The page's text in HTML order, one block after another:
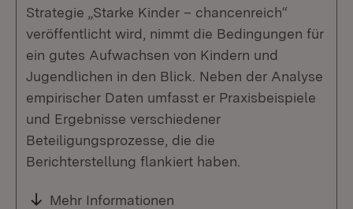
Strategie „Starke Kinder – chancenreich“
veröffentlicht wird, nimmt die Bedingungen für
ein gutes Aufwachsen von Kindern und
Jugendlichen in den Blick. Neben der Analyse
empirischer Daten umfasst er Praxisbeispiele
und Ergebnisse verschiedener
Beteiligungsprozesse, die die
Berichterstellung flankiert haben.
Mehr Informationen